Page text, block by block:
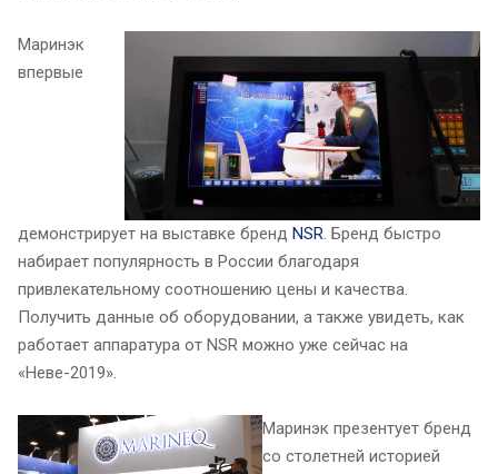
Маринэк
впервые
демонстрирует на выставке бренд NSR. Бренд быстро
набирает популярность в России благодаря
привлекательному соотношению цены и качества.
Получить данные об оборудовании, а также увидеть, как
работает аппаратура от NSR можно уже сейчас на
«Неве-2019».
Маринэк презентует бренд
со столетней историей